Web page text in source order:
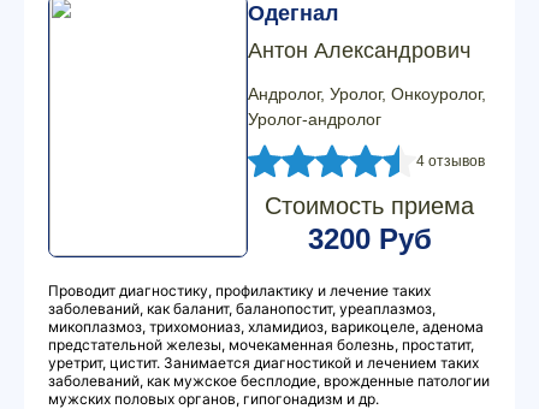
Одегнал
Антон Александрович
Андролог, Уролог, Онкоуролог,
Уролог-андролог
4 отзывов
Стоимость приема
3200 Руб
Проводит диагностику, профилактику и лечение таких
заболеваний, как баланит, баланопостит, уреаплазмоз,
микоплазмоз, трихомониаз, хламидиоз, варикоцеле, аденома
предстательной железы, мочекаменная болезнь, простатит,
уретрит, цистит. Занимается диагностикой и лечением таких
заболеваний, как мужское бесплодие, врожденные патологии
мужских половых органов, гипогонадизм и др.